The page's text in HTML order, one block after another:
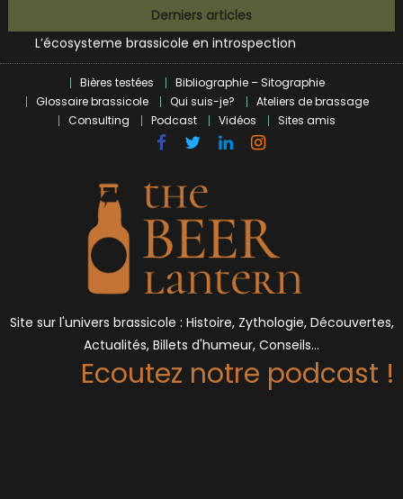
to
Derniers articles
L’écosysteme brassicole en introspection
Zoumaï : pionnier de la révolution craft à Marseille
L’intelligence artificielle dans le milieu brassicole
BrewDog racheté par Tilray pour une bouchée de pain ?
Bières et célébrités
Bières testées
Bibliographie – Sitographie
Glossaire brassicole
Qui suis-je?
Ateliers de brassage
Consulting
Podcast Vidéos Sites amis
Site sur l'univers brassicole : Histoire, Zythologie, Découvertes,
Actualités, Billets d'humeur, Conseils…
Ecoutez notre podcast !